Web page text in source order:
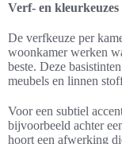
Verf- en
De verfkeuze per
woonkamer werken
beste. Deze
meubels en linnen
Voor een subtiel
bijvoorbeeld achter
hoort een afwerking